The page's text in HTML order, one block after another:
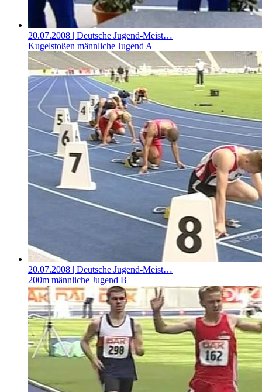
20.07.2008 | Deutsche Jugend-Meist…
Kugelstoßen männliche Jugend A
20.07.2008 | Deutsche Jugend-Meist…
200m männliche Jugend B